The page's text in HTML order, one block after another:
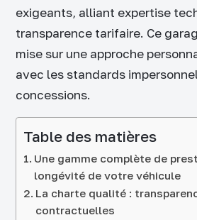
exigeants, alliant expertise
transparence tarifaire. Ce
mise sur une approche
avec les standards
concessions.
Table des matières
Une gamme complète de
longévité de votre véhicule
La charte qualité :
contractuelles